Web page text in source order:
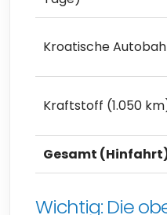
Kroatische
Kraftstoff (1.050
Gesamt
Wichtig: Die